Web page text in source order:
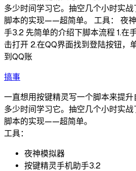
多少时间学习它。抽空几个小时实
脚本的实现——超简单。 工具： 夜
手3.2 先简单的介绍下脚本流程 1.在
击打开 2.在QQ界面找到登陆按钮，
到QQ账
搞事
一直想用按键精灵写一个脚本来提
多少时间学习它。抽空几个小时实
脚本的实现——超简单。
工具：
夜神模拟器
按键精灵手机助手3.2